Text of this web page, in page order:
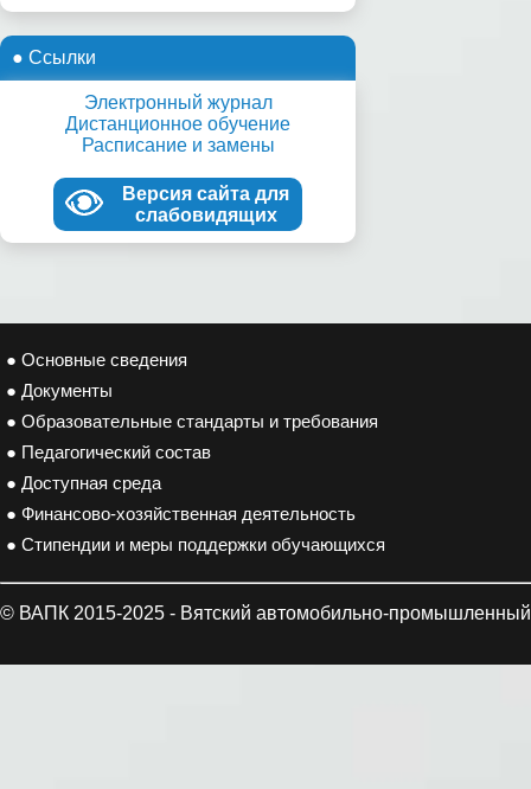
● Ссылки
Электронный журнал
Дистанционное обучение
Расписание и замены
Версия сайта для
слабовидящих
● Основные сведения
● Документы
● Образовательные стандарты и требования
● Педагогический состав
● Доступная среда
● Финансово-хозяйственная деятельность
● Стипендии и меры поддержки обучающихся
© ВАПК 2015-2025 - Вятский автомобильно-